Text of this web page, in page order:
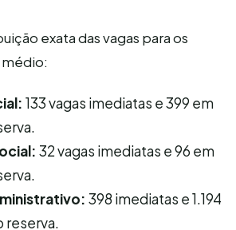
exata das vagas para os
133 vagas imediatas e 399 em
32 vagas imediatas e 96 em
398 imediatas e 1.194
reserva.